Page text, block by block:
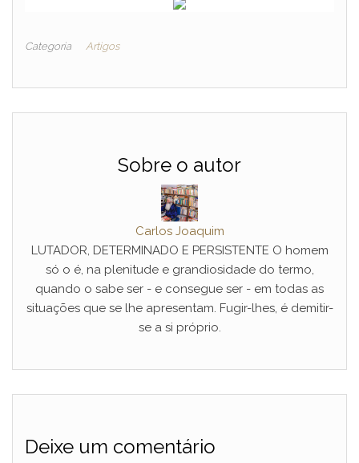
Categoria Artigos
Sobre o autor
Carlos Joaquim
LUTADOR, DETERMINADO E PERSISTENTE O homem
só o é, na plenitude e grandiosidade do termo,
quando o sabe ser - e consegue ser - em todas as
situações que se lhe apresentam. Fugir-lhes, é demitir-
se a si próprio.
Deixe um comentário